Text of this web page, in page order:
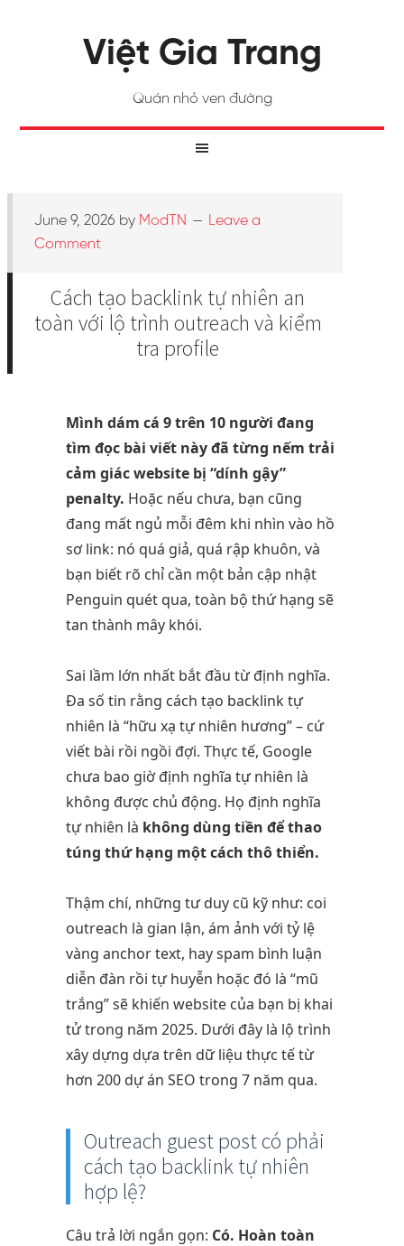
Việt Gia Trang
Quán nhỏ ven đường
June 9, 2026 by ModTN
Leave a
Comment
Cách tạo backlink tự nhiên an
toàn với lộ trình outreach và kiểm
tra profile
Mình dám cá 9 trên 10 người đang
tìm đọc bài viết này đã từng nếm trải
cảm giác website bị “dính gậy”
penalty. Hoặc nếu chưa, bạn cũng
đang mất ngủ mỗi đêm khi nhìn vào hồ
sơ link: nó quá giả, quá rập khuôn, và
bạn biết rõ chỉ cần một bản cập nhật
Penguin quét qua, toàn bộ thứ hạng sẽ
tan thành mây khói.
Sai lầm lớn nhất bắt đầu từ định nghĩa.
Đa số tin rằng cách tạo backlink tự
nhiên là “hữu xạ tự nhiên hương” – cứ
viết bài rồi ngồi đợi. Thực tế, Google
chưa bao giờ định nghĩa tự nhiên là
không được chủ động. Họ định nghĩa
tự nhiên là không dùng tiền để thao
túng thứ hạng một cách thô thiển.
Thậm chí, những tư duy cũ kỹ như: coi
outreach là gian lận, ám ảnh với tỷ lệ
vàng anchor text, hay spam bình luận
diễn đàn rồi tự huyễn hoặc đó là “mũ
trắng” sẽ khiến website của bạn bị khai
tử trong năm 2025. Dưới đây là lộ trình
xây dựng dựa trên dữ liệu thực tế từ
hơn 200 dự án SEO trong 7 năm qua.
Outreach guest post có phải
cách tạo backlink tự nhiên
hợp lệ?
Câu trả lời ngắn gọn: Có. Hoàn toàn